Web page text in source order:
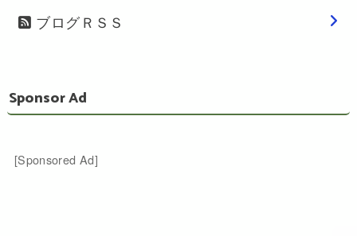
ブログＲＳＳ
Sponsor Ad
[Sponsored Ad]